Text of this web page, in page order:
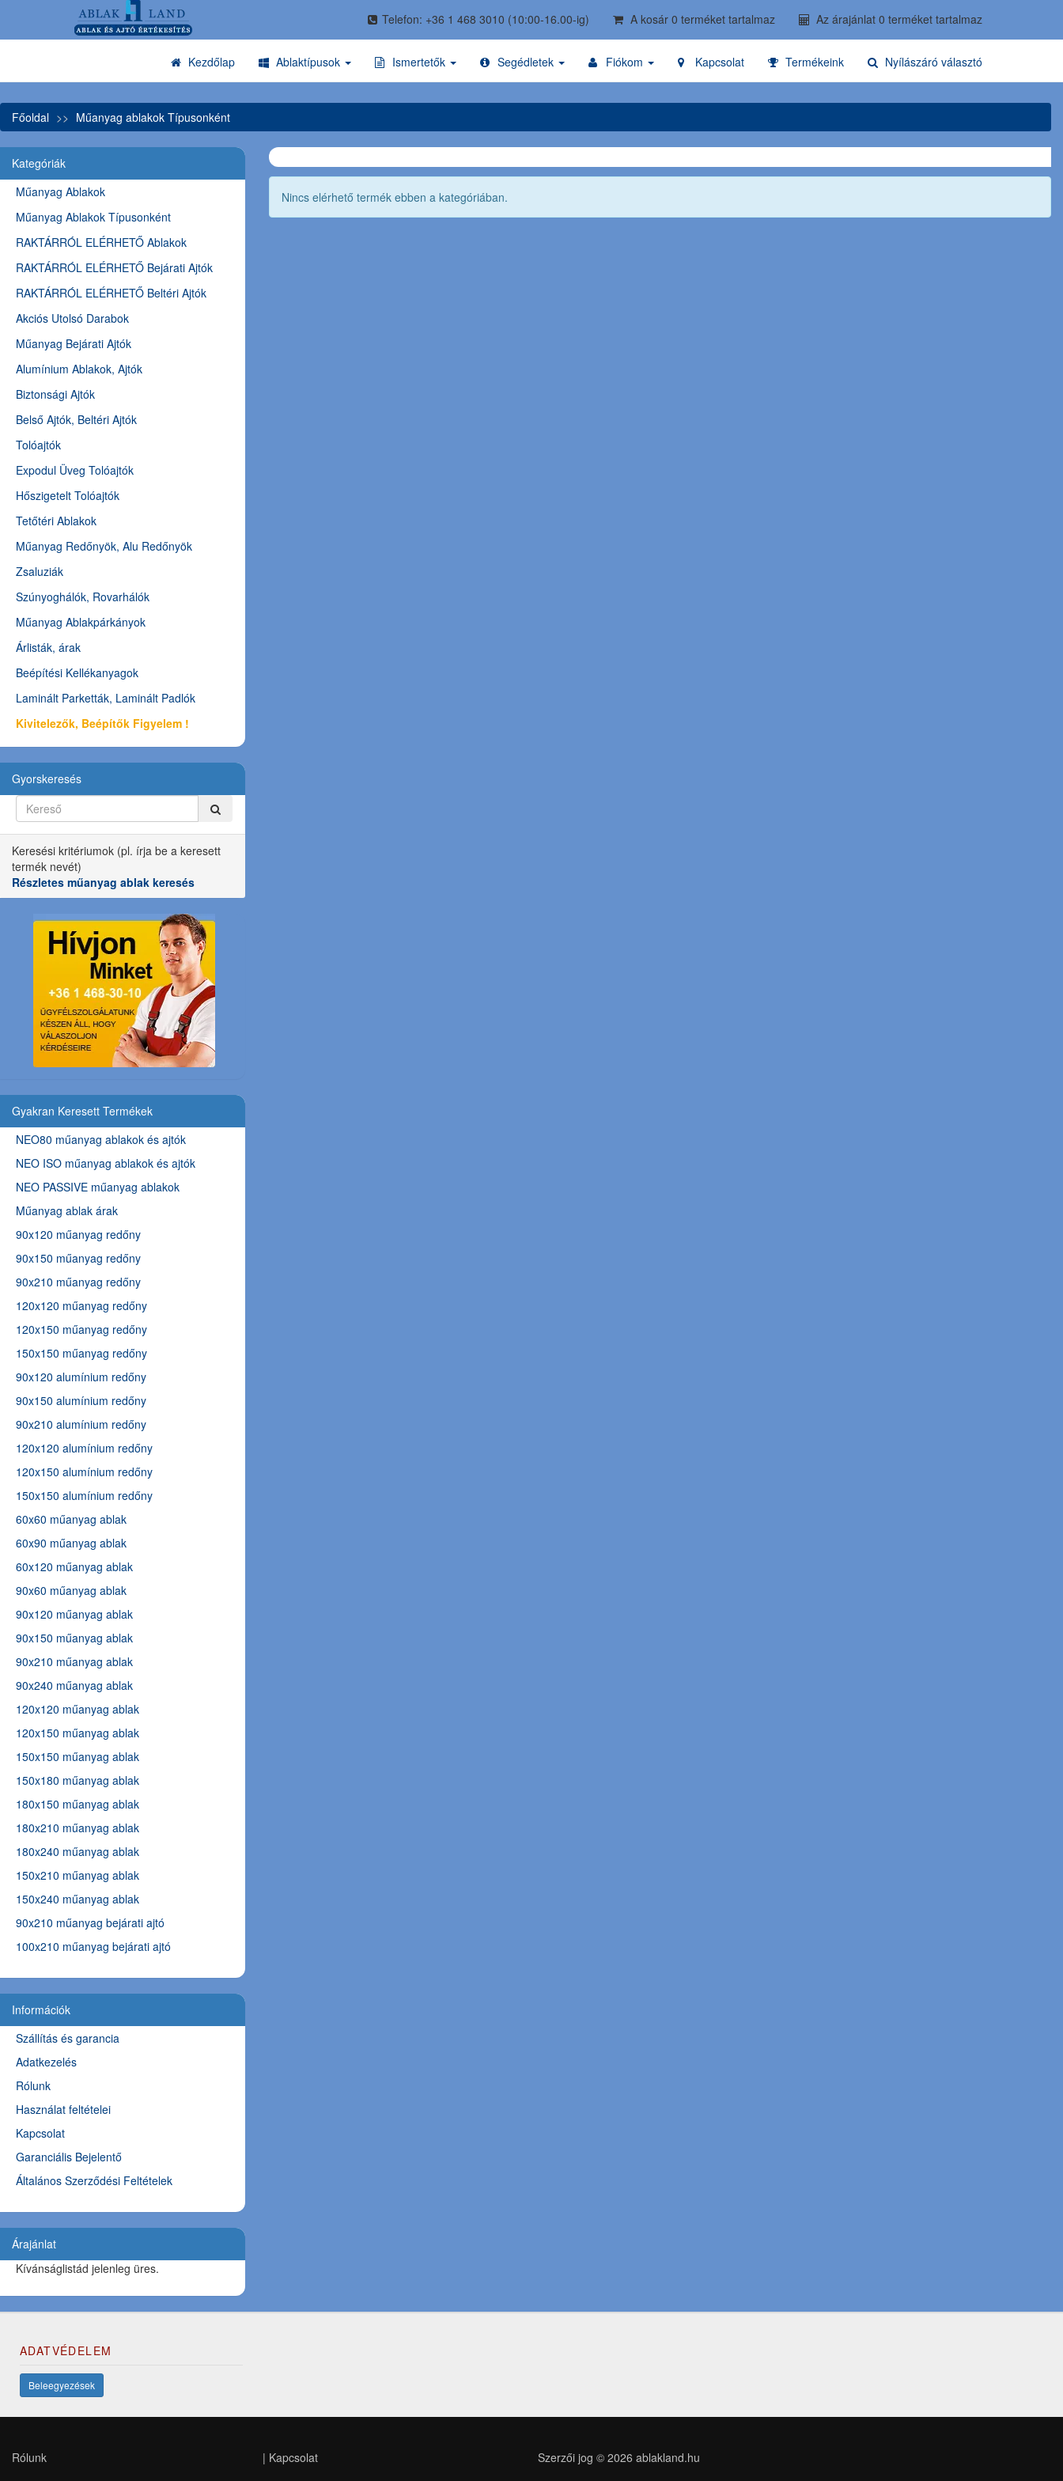
Telefon: +36 1 468 3010 (10:00-16.00-ig) A kosár 0 terméket tartalmaz Az árajánlat 0 terméket tartalmaz
Kezdőlap Ablaktípusok Ismertetők Segédletek Fiókom Kapcsolat Termékeink Nyílászáró választó
Főoldal Műanyag ablakok Típusonként
Nincs elérhető termék ebben a kategóriában.
Kategóriák
Műanyag Ablakok
Műanyag Ablakok Típusonként
RAKTÁRRÓL ELÉRHETŐ Ablakok
RAKTÁRRÓL ELÉRHETŐ Bejárati Ajtók
RAKTÁRRÓL ELÉRHETŐ Beltéri Ajtók
Akciós Utolsó Darabok
Műanyag Bejárati Ajtók
Alumínium Ablakok, Ajtók
Biztonsági Ajtók
Belső Ajtók, Beltéri Ajtók
Tolóajtók
Expodul Üveg Tolóajtók
Hőszigetelt Tolóajtók
Tetőtéri Ablakok
Műanyag Redőnyök, Alu Redőnyök
Zsaluziák
Szúnyoghálók, Rovarhálók
Műanyag Ablakpárkányok
Árlisták, árak
Beépítési Kellékanyagok
Laminált Parketták, Laminált Padlók
Kivitelezők, Beépítők Figyelem !
Gyorskeresés
Keresési kritériumok (pl. írja be a keresett
termék nevét)
Részletes műanyag ablak keresés
Gyakran Keresett Termékek
NEO80 műanyag ablakok és ajtók
NEO ISO műanyag ablakok és ajtók
NEO PASSIVE műanyag ablakok
Műanyag ablak árak
90x120 műanyag redőny
90x150 műanyag redőny
90x210 műanyag redőny
120x120 műanyag redőny
120x150 műanyag redőny
150x150 műanyag redőny
90x120 alumínium redőny
90x150 alumínium redőny
90x210 alumínium redőny
120x120 alumínium redőny
120x150 alumínium redőny
150x150 alumínium redőny
60x60 műanyag ablak
60x90 műanyag ablak
60x120 műanyag ablak
90x60 műanyag ablak
90x120 műanyag ablak
90x150 műanyag ablak
90x210 műanyag ablak
90x240 műanyag ablak
120x120 műanyag ablak
120x150 műanyag ablak
150x150 műanyag ablak
150x180 műanyag ablak
180x150 műanyag ablak
180x210 műanyag ablak
180x240 műanyag ablak
150x210 műanyag ablak
150x240 műanyag ablak
90x210 műanyag bejárati ajtó
100x210 műanyag bejárati ajtó
Információk
Szállítás és garancia
Adatkezelés
Rólunk
Használat feltételei
Kapcsolat
Garanciális Bejelentő
Általános Szerződési Feltételek
Árajánlat
Kívánságlistád jelenleg üres.
ADATVÉDELEM
Beleegyezések
Rólunk | Kapcsolat Szerzői jog © 2026 ablakland.hu